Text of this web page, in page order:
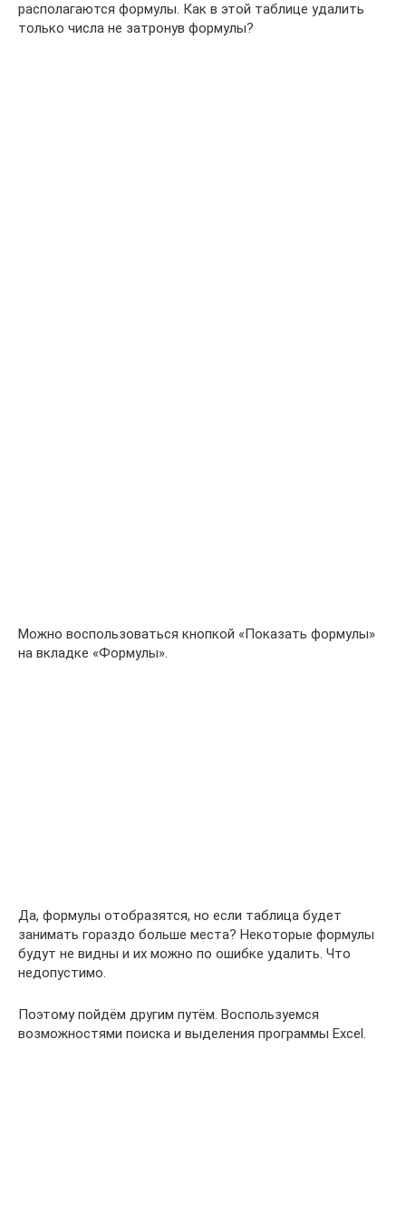
располагаются формулы. Как в этой таблице удалить
только числа не затронув формулы?
Можно воспользоваться кнопкой «Показать формулы»
на вкладке «Формулы».
Да, формулы отобразятся, но если таблица будет
занимать гораздо больше места? Некоторые формулы
будут не видны и их можно по ошибке удалить. Что
недопустимо.
Поэтому пойдём другим путём. Воспользуемся
возможностями поиска и выделения программы Excel.